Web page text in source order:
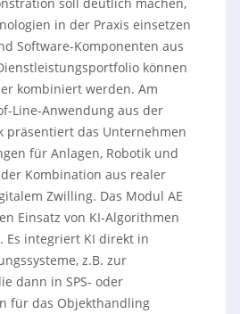
in der Praxis einsetzen
Software-Komponenten aus
können
kombiniert werden. Am
Line-Anwendung aus der
präsentiert das Unternehmen
für Anlagen, Robotik und
Kombination aus realer
Zwilling. Das Modul AE
Einsatz von KI-Algorithmen
Es integriert KI direkt in
z.B. zur
dann in SPS- oder
für das Objekthandling